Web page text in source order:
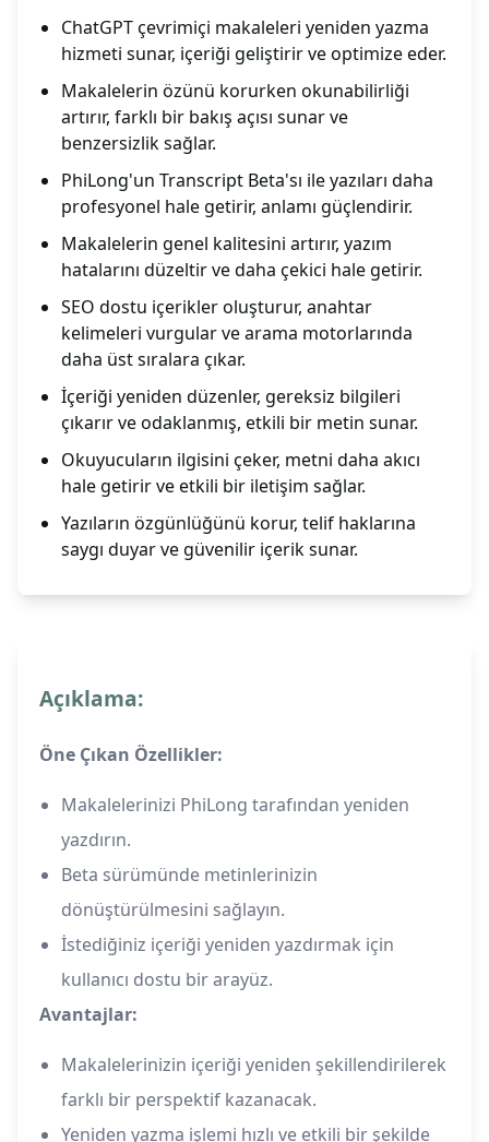
ChatGPT çevrimiçi makaleleri yeniden yazma
hizmeti sunar, içeriği geliştirir ve optimize eder.
Makalelerin özünü korurken okunabilirliği
artırır, farklı bir bakış açısı sunar ve
benzersizlik sağlar.
PhiLong'un Transcript Beta'sı ile yazıları daha
profesyonel hale getirir, anlamı güçlendirir.
Makalelerin genel kalitesini artırır, yazım
hatalarını düzeltir ve daha çekici hale getirir.
SEO dostu içerikler oluşturur, anahtar
kelimeleri vurgular ve arama motorlarında
daha üst sıralara çıkar.
İçeriği yeniden düzenler, gereksiz bilgileri
çıkarır ve odaklanmış, etkili bir metin sunar.
Okuyucuların ilgisini çeker, metni daha akıcı
hale getirir ve etkili bir iletişim sağlar.
Yazıların özgünlüğünü korur, telif haklarına
saygı duyar ve güvenilir içerik sunar.
Açıklama:
Öne Çıkan Özellikler:
Makalelerinizi PhiLong tarafından yeniden
yazdırın.
Beta sürümünde metinlerinizin
dönüştürülmesini sağlayın.
İstediğiniz içeriği yeniden yazdırmak için
kullanıcı dostu bir arayüz.
Avantajlar:
Makalelerinizin içeriği yeniden şekillendirilerek
farklı bir perspektif kazanacak.
Yeniden yazma işlemi hızlı ve etkili bir şekilde